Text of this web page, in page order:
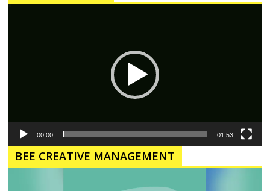
00:00 01:53
BEE CREATIVE MANAGEMENT